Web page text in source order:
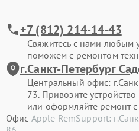
+7 (812) 214-14-43
Свяжитесь с нами
поможем с ремонтом
г.Санкт-Петербург
Центральный офис:
73. Привозите
или оформляйте ремонт с
Офис Apple RemSupport: